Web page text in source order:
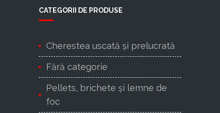
CATEGORII DE PRODUSE
Cherestea uscată şi prelucrată
Fără categorie
Pellets, brichete și lemne de
foc